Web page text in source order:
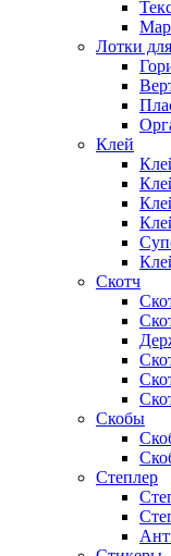
Лотки
Клей
Скотч
Скобы
Степлер